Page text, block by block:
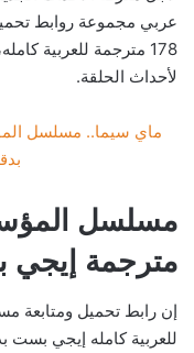
عربي مجموعة روابط
178 مترجمة للعربية
لأحداث الحلقة.
مترجمة